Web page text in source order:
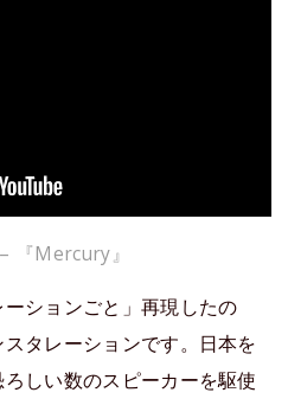
『Mercury』
ションごと」再現したの
タレーションです。日本を
しい数のスピーカーを駆使